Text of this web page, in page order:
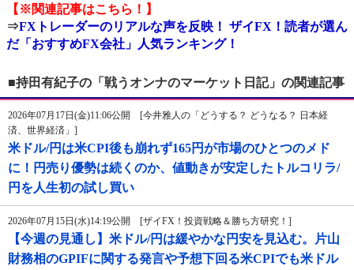
【※関連記事はこちら！】
⇒FXトレーダーのリアルな声を反映！ ザイFX！読者が選ん
だ「おすすめFX会社」人気ランキング！
■持田有紀子の「戦うオンナのマーケット日記」の関連記事
2026年07月17日(金)11:06公開 [今井雅人の「どうする？ どうなる？ 日本経
済、世界経済」]
米ドル/円は米CPI後も崩れず165円が市場のひとつのメド
に！円売り優勢は続くのか、値動きが安定したトルコリラ/
円を人生初の試し買い
2026年07月15日(水)14:19公開 [ザイFX！投資戦略＆勝ち方研究！]
【今週の見通し】米ドル/円は緩やかな円安を見込む。片山
財務相のGPIFに関する発言や予想下回る米CPIでも米ドル